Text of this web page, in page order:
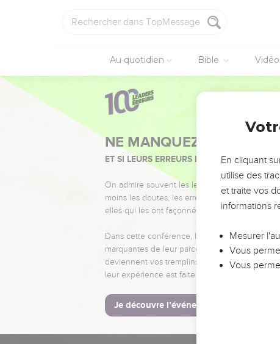
Au quotidien Bible
NE MANQUEZ PAS
ET SI LEURS ERREURS POUVAIENT VOUS
On admire souvent les leaders pour leurs
moins les doutes, les erreurs et les saisons
elles qui les ont façonnés.
Dans cette conférence, leaders,
marquantes de leur parcours et les clés pour
deviennent vos tremplins. Que vous guidiez
leur expérience est faite pour vous.
Je découvre l’événement
En cliquant
utilise des
et traite vos
informations
Mesurer
Vous
Vous